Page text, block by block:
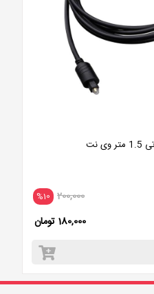
نت
%10 200,000
180,000 تومان